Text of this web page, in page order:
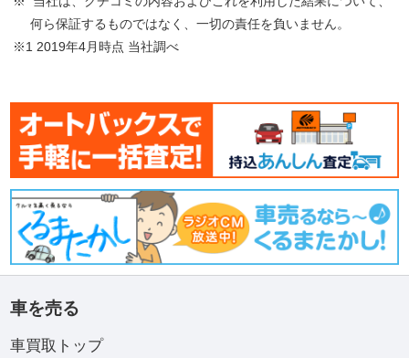
何ら保証するものではなく、一切の責任を負いません。
※1 2019年4月時点 当社調べ
車を売る
車買取トップ